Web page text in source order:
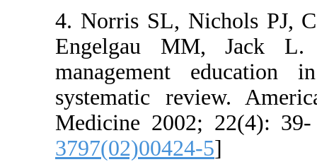
4. Norris SL,
Engelgau MM,
management
systematic
Medicine 2002;
3797(02)00424-5